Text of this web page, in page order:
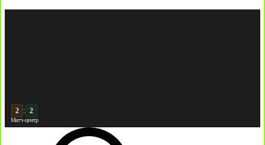
: 2
Матч-центр